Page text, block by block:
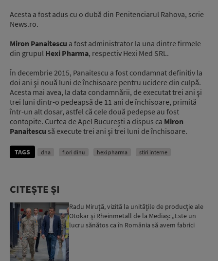
Acesta a fost adus cu o dubă din Penitenciarul Rahova, scrie
News.ro.
Miron Panaitescu a fost administrator la una dintre firmele
din grupul Hexi Pharma, respectiv Hexi Med SRL.
În decembrie 2015, Panaitescu a fost condamnat definitiv la
doi ani şi nouă luni de închisoare pentru ucidere din culpă.
Acesta mai avea, la data condamnării, de executat trei ani şi
trei luni dintr-o pedeapsă de 11 ani de închisoare, primită
într-un alt dosar, astfel că cele două pedepse au fost
contopite. Curtea de Apel Bucureşti a dispus ca Miron
Panaitescu să execute trei ani şi trei luni de închisoare.
TAGS dna flori dinu hexi pharma stiri interne
CITEȘTE ȘI
Radu Miruță, vizită la unităţile de producţie ale
Otokar şi Rheinmetall de la Mediaș: „Este un
lucru sănătos ca în România să avem fabrici